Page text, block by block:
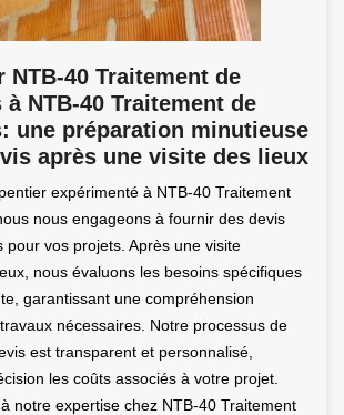
NTB-40 Traitement de
à NTB-40 Traitement de
une préparation minutieuse
après une visite des lieux
expérimenté à NTB-40 Traitement
nous engageons à fournir des devis
pour vos projets. Après une visite
nous évaluons les besoins spécifiques
garantissant une compréhension
nécessaires. Notre processus de
est transparent et personnalisé,
les coûts associés à votre projet.
notre expertise chez NTB-40 Traitement